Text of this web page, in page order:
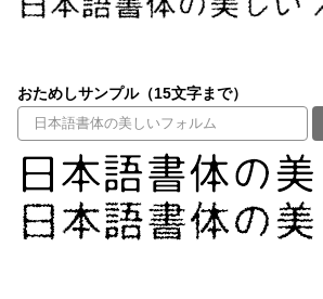
よくあるご質問
太さ・ウェイト
セット or 単体
文字種類
おためしサンプル（15文字まで）